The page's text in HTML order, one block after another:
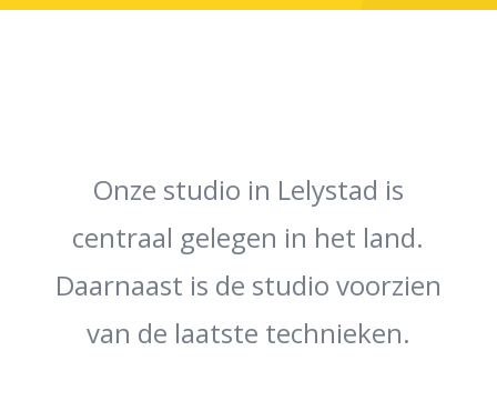
Onze studio in Lelystad is
centraal gelegen in het land.
Daarnaast is de studio voorzien
van de laatste technieken.